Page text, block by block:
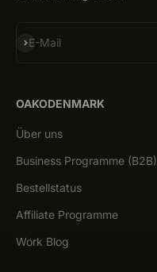
E-Mail
Abonnieren
OAKODENMARK
Über uns
Business Programme (B2B)
Bestellstatus
Affiliate Programme
Work Blog